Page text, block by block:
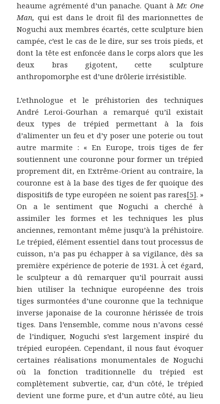
heaume agrémenté d’un panache. Quant àMr. One
Man, qui est dans le droit fil des marionnettes de
Noguchi aux membres écartés, cette sculpture bien
campée, c’est le cas de le dire, sur ses trois pieds, et
dont la tête est enfoncée dans le corps alors que les
deux bras gigotent, cette sculpture
anthropomorphe est d’une drôlerie irrésistible.
L’ethnologue et le préhistorien des techniques
André Leroi-Gourhan a remarqué qu’il existait
deux types de trépied permettant à la fois
d’alimenter un feu et d’y poser une poterie ou tout
autre marmite : « En Europe, trois tiges de fer
soutiennent une couronne pour former un trépied
proprement dit, en Extrême-Orient au contraire, la
couronne est à la base des tiges de fer quoique des
dispositifs de type européen ne soient pas rares[5]. »
On a le sentiment que Noguchi a cherché à
assimiler les formes et les techniques les plus
anciennes, remontant même jusqu’à la préhistoire.
Le trépied, élément essentiel dans tout processus de
cuisson, n’a pas pu échapper à sa vigilance, dès sa
première expérience de poterie de 1931. À cet égard,
le sculpteur a dû remarquer qu’il pourrait aussi
bien utiliser la technique européenne des trois
tiges surmontées d’une couronne que la technique
inverse japonaise de la couronne hérissée de trois
tiges. Dans l’ensemble, comme nous n’avons cessé
de l’indiquer, Noguchi s’est largement inspiré du
trépied européen. Cependant, il nous faut évoquer
certaines réalisations monumentales de Noguchi
où la fonction traditionnelle du trépied est
complètement subvertie, car, d’un côté, le trépied
devient une forme pure, et d’un autre côté, au lieu